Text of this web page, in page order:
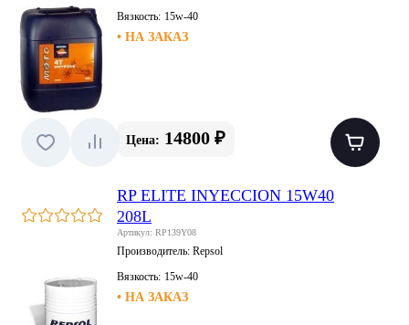
Вязкость: 15w-40
• НА ЗАКАЗ
Цена: 14800 ₽
RP ELITE INYECCION 15W40
208L
Артикул: RP139Y08
Производитель: Repsol
Вязкость: 15w-40
• НА ЗАКАЗ